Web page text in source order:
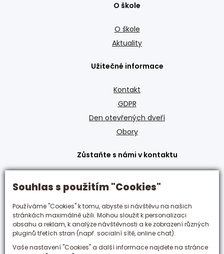
Souhlas s použitím "Cookies"
Používáme "Cookies" k tomu, abyste si návštěvu na našich
stránkách maximálně užili. Mohou sloužit k personalizaci
obsahu a reklam, k analýze návštěvnosti a ke zobrazení různých
pluginů třetích stran (např. socialní sítě, online chat).
Vaše nastavení "Cookies" a další informace najdete na stránce
O škole
O škole
Aktuality
Užitečné informace
Kontakt
GDPR
Den otevřených dveří
Obory
Zůstaňte s námi v kontaktu
hotelovka@hotelovka.cz
Československé armády 274/55,
500 03 Hradec Králové